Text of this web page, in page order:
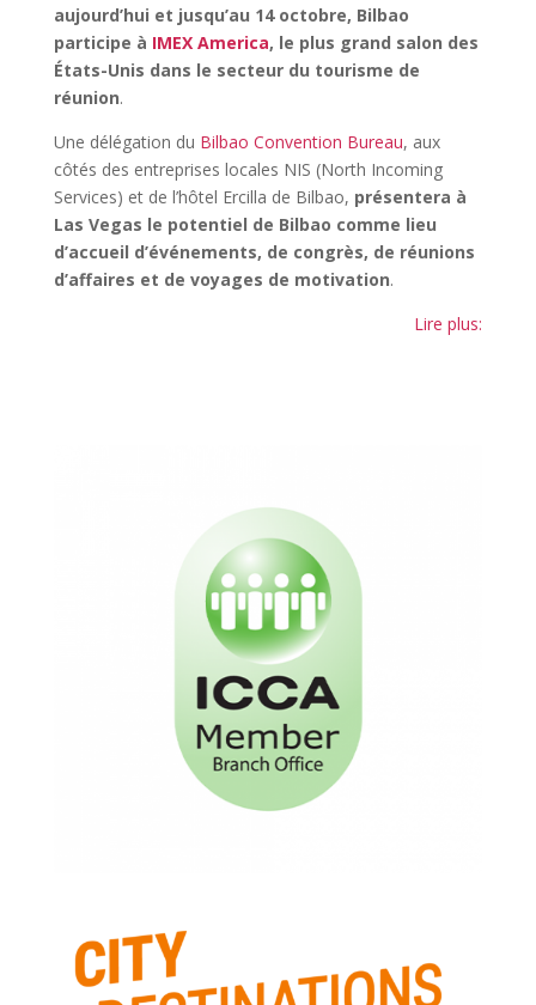
aujourd’hui et jusqu’au 14 octobre, Bilbao
participe à IMEX America, le plus grand salon des
États-Unis dans le secteur du tourisme de
réunion.
Une délégation du Bilbao Convention Bureau, aux
côtés des entreprises locales NIS (North Incoming
Services) et de l’hôtel Ercilla de Bilbao, présentera à
Las Vegas le potentiel de Bilbao comme lieu
d’accueil d’événements, de congrès, de réunions
d’affaires et de voyages de motivation.
Lire plus: